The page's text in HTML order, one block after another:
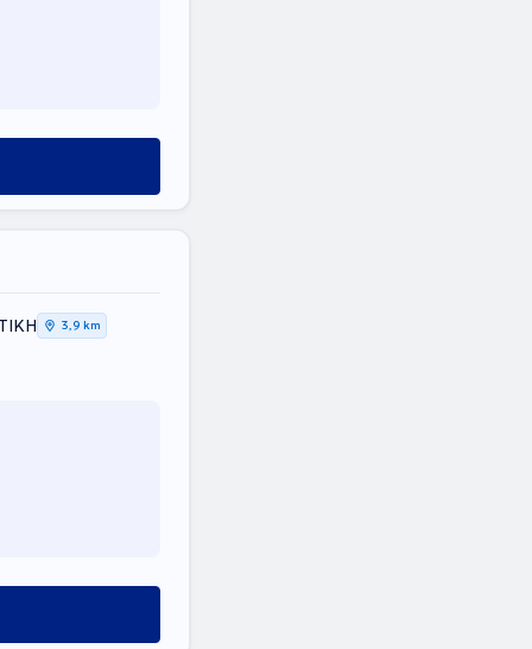
3,9 km